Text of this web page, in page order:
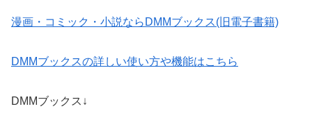
漫画・コミック・小説ならDMMブックス(旧電子書籍)
DMMブックスの詳しい使い方や機能はこちら
DMMブックス↓